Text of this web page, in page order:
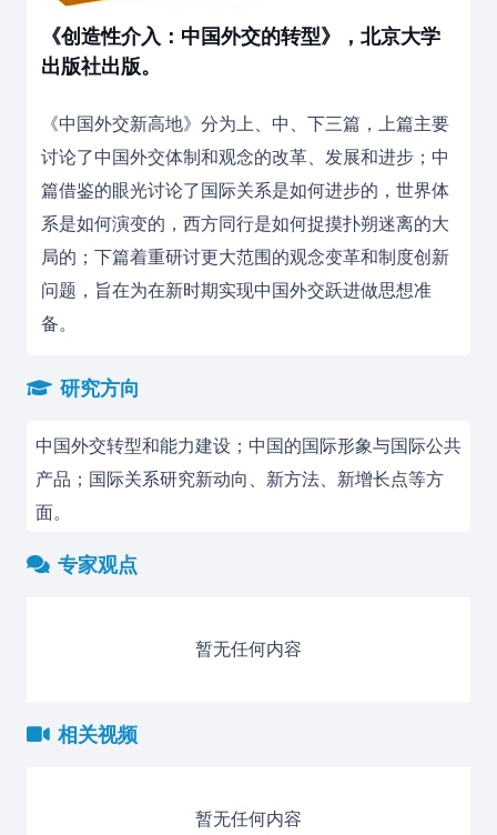
《创造性介入：中国外交的转型》，北京大学
出版社出版。
《中国外交新高地》分为上、中、下三篇，上篇主要
讨论了中国外交体制和观念的改革、发展和进步；中
篇借鉴的眼光讨论了 国际关系是如何进步的，世界体
系是如何演变的，西方同行是如何捉摸扑朔迷离的大
局的；下篇着重研讨更大范围的观念变革和制度创新
问题，旨在为在新时期实现中国外交跃进做思想准
备。
研究方向
中国外交转型和能力建设；中国的国际形象与国际公共
产品；国际关系研究新动向、新方法、新增长点等方
面。
专家观点
暂无任何内容
相关视频
暂无任何内容